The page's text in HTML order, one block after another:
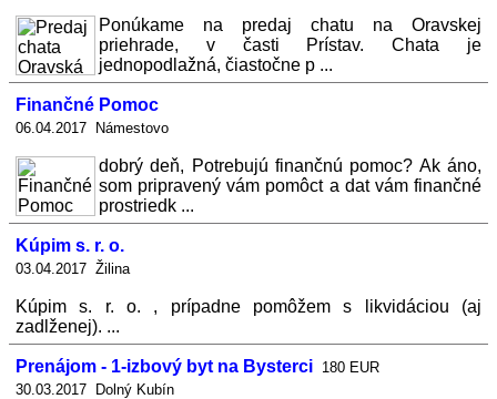
Ponúkame na predaj chatu na Oravskej
priehrade, v časti Prístav. Chata je
jednopodlažná, čiastočne p ...
Finančné Pomoc
06.04.2017 Námestovo
dobrý deň, Potrebujú finančnú pomoc? Ak áno,
som pripravený vám pomôct a dat vám finančné
prostriedk ...
Kúpim s. r. o.
03.04.2017 Žilina
Kúpim s. r. o. , prípadne pomôžem s likvidáciou (aj
zadlženej). ...
Prenájom - 1-izbový byt na Bysterci 180 EUR
30.03.2017 Dolný Kubín